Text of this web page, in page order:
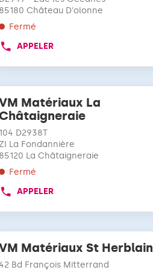
85180 Château D'olonne
Fermé
APPELER
AFFICHER
DE
TÉLÉPHONE
DU
POINT
DE
VENTE
VM
MATÉRIAUX
CHÂTEAU
D'OLONNE
CARRELAGE
vente
:
Matériaux La
104 D2938T
La Fondannière
85120 La Châtaigneraie
Fermé
APPELER
AFFICHER
DE
TÉLÉPHONE
DU
POINT
de
Matériaux St Herblain
42 Bd François Mitterrand